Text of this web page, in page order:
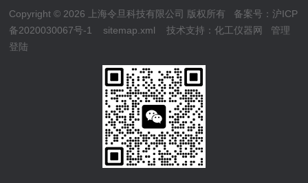
Copyright © 2026 上海令旦科技有限公司 版权所有 备案号：沪ICP
备2020030067号-1
sitemap.xml 技术支持：化工仪器网
管理
登陆